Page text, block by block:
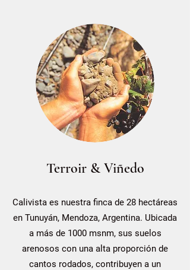
Terroir & Viñedo
Calivista es nuestra finca de 28 hectáreas
en Tunuyán, Mendoza, Argentina. Ubicada
a más de 1000 msnm, sus suelos
arenosos con una alta proporción de
cantos rodados, contribuyen a un